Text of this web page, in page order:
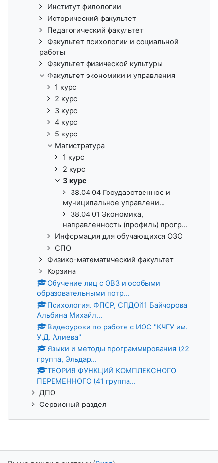
Институт филологии
Исторический факультет
Педагогический факультет
Факультет психологии и социальной
работы
Факультет физической культуры
Факультет экономики и управления
1 курс
2 курс
3 курс
4 курс
5 курс
Магистратура
1 курс
2 курс
3 курс
38.04.04 Государственное и
муниципальное управлени...
38.04.01 Экономика,
направленность (профиль) прогр...
Информация для обучающихся ОЗО
СПО
Физико-математический факультет
Корзина
Обучение лиц с ОВЗ и особыми
образовательными потр...
Психология. ФПСР, СПДОi11 Байчорова
Альбина Михайл...
Видеоуроки по работе с ИОС "КЧГУ им.
У.Д. Алиева"
Языки и методы программирования (22
группа, Эльдар...
ТЕОРИЯ ФУНКЦИЙ КОМПЛЕКСНОГО
ПЕРЕМЕННОГО (41 группа...
ДПО
Сервисный раздел